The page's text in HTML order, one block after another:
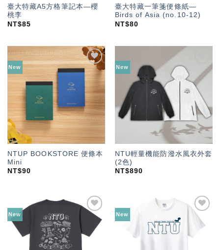
臺大特藏A5方格筆記本—櫻
桃李
NT$85
臺大特藏一筆箋便條紙—
Birds of Asia (no.10-12)
NT$80
New
加入
單」
NTUP BOOKSTORE 便條本
Mini
NT$90
New
加入
「願
望輕
單」
NTU輕量機能防潑水風衣外套
(2色)
NT$890
New
加入
「願
望輕
單」
New
加入
「願